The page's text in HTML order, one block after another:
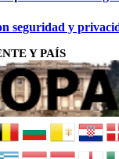
seguridad y
Y PAÍS